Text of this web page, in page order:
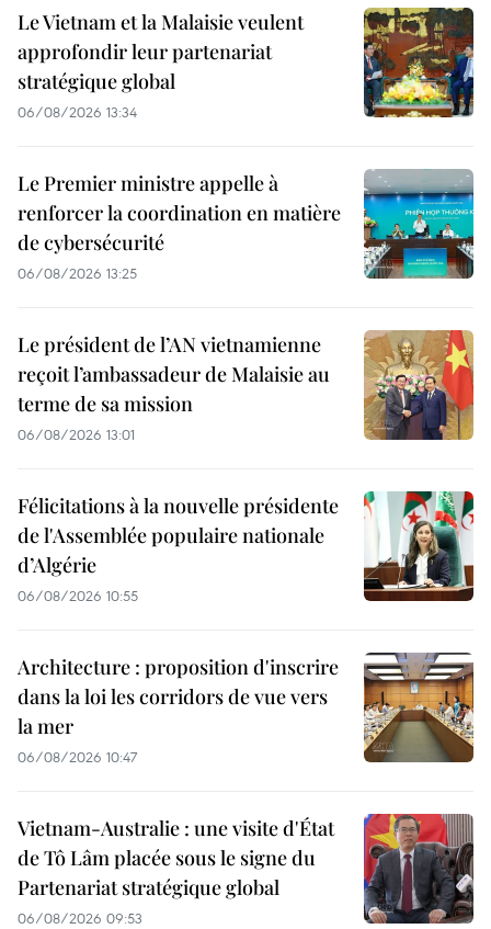
Le Vietnam et la Malaisie veulent
approfondir leur partenariat
stratégique global
06/08/2026 13:34
Le Premier ministre appelle à
renforcer la coordination en matière
de cybersécurité
06/08/2026 13:25
Le président de l’AN vietnamienne
reçoit l’ambassadeur de Malaisie au
terme de sa mission
06/08/2026 13:01
Félicitations à la nouvelle présidente
de l'Assemblée populaire nationale
d’Algérie
06/08/2026 10:55
Architecture : proposition d'inscrire
dans la loi les corridors de vue vers
la mer
06/08/2026 10:47
Vietnam-Australie : une visite d'État
de Tô Lâm placée sous le signe du
Partenariat stratégique global
06/08/2026 09:53